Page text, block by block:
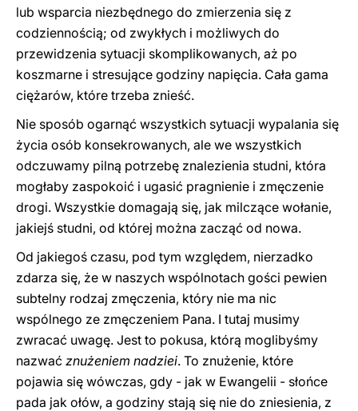
lub wsparcia niezbędnego do zmierzenia się z
codziennością; od zwykłych i możliwych do
przewidzenia sytuacji skomplikowanych, aż po
koszmarne i stresujące godziny napięcia. Cała gama
ciężarów, które trzeba znieść.
Nie sposób ogarnąć wszystkich sytuacji wypalania się
życia osób konsekrowanych, ale we wszystkich
odczuwamy pilną potrzebę znalezienia studni, która
mogłaby zaspokoić i ugasić pragnienie i zmęczenie
drogi. Wszystkie domagają się, jak milczące wołanie,
jakiejś studni, od której można zacząć od nowa.
Od jakiegoś czasu, pod tym względem, nierzadko
zdarza się, że w naszych wspólnotach gości pewien
subtelny rodzaj zmęczenia, który nie ma nic
wspólnego ze zmęczeniem Pana. I tutaj musimy
zwracać uwagę. Jest to pokusa, którą moglibyśmy
nazwać znużeniem nadziei. To znużenie, które
pojawia się wówczas, gdy - jak w Ewangelii - słońce
pada jak ołów, a godziny stają się nie do zniesienia, z